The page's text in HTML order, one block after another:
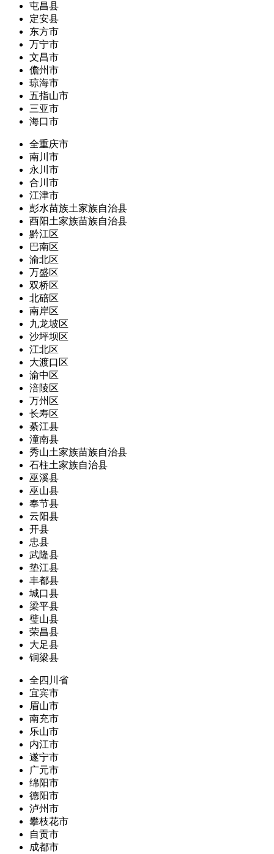
屯昌县
定安县
东方市
万宁市
文昌市
儋州市
琼海市
五指山市
三亚市
海口市
全重庆市
南川市
永川市
合川市
江津市
彭水苗族土家族自治县
酉阳土家族苗族自治县
黔江区
巴南区
渝北区
万盛区
双桥区
北碚区
南岸区
九龙坡区
沙坪坝区
江北区
大渡口区
渝中区
涪陵区
万州区
长寿区
綦江县
潼南县
秀山土家族苗族自治县
石柱土家族自治县
巫溪县
巫山县
奉节县
云阳县
开县
忠县
武隆县
垫江县
丰都县
城口县
梁平县
璧山县
荣昌县
大足县
铜梁县
全四川省
宜宾市
眉山市
南充市
乐山市
内江市
遂宁市
广元市
绵阳市
德阳市
泸州市
攀枝花市
自贡市
成都市